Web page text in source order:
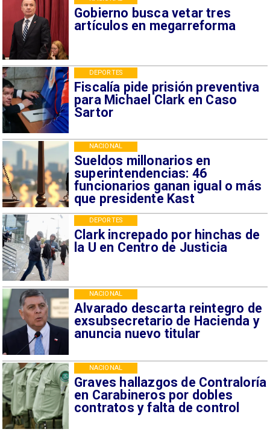
Gobierno busca vetar tres
artículos en megarreforma
Fiscalía pide prisión preventiva
para Michael Clark en Caso
Sartor
DEPORTES
Sueldos millonarios en
superintendencias: 46
funcionarios ganan igual o más
que presidente Kast
NACIONAL
Clark increpado por hinchas de
la U en Centro de Justicia
DEPORTES
Alvarado descarta reintegro de
exsubsecretario de Hacienda y
anuncia nuevo titular
NACIONAL
Graves hallazgos de Contraloría
en Carabineros por dobles
contratos y falta de control
NACIONAL